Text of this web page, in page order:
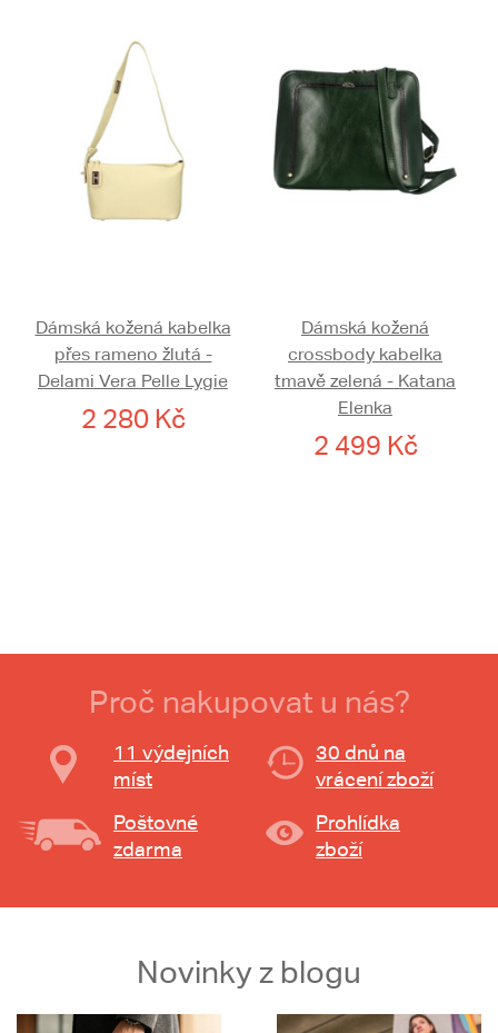
Dámská kožená kabelka
přes rameno žlutá -
Delami Vera Pelle Lygie
2 280 Kč
Dámská kožená
crossbody kabelka
tmavě zelená - Katana
Elenka
2 499 Kč
Proč nakupovat u nás?
11 výdejních
míst
30 dnů na
vrácení zboží
Poštovné
zdarma
Prohlídka
zboží
Novinky z blogu